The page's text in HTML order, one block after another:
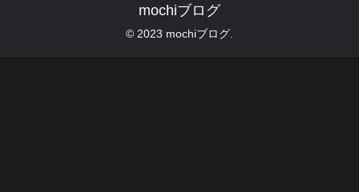
mochiブログ
© 2023 mochiブログ.